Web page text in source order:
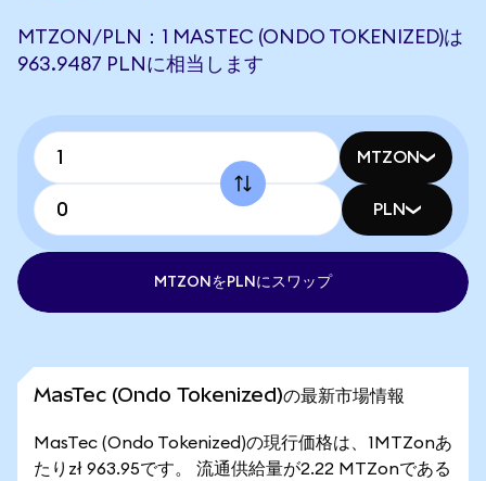
MTZON/PLN：1 MASTEC (ONDO TOKENIZED)は
963.9487 PLNに相当します
MTZON
PLN
MTZONをPLNにスワップ
MasTec (Ondo Tokenized)の最新市場情報
MasTec (Ondo Tokenized)の現行価格は、1MTZonあ
たりzł 963.95です。 流通供給量が2.22 MTZonである